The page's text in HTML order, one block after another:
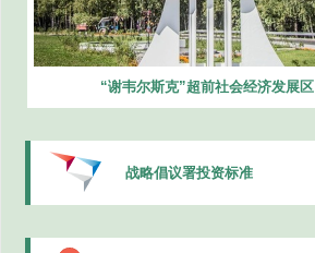
“谢韦尔斯克”超前社会经济发展区
战略倡议署投资标准